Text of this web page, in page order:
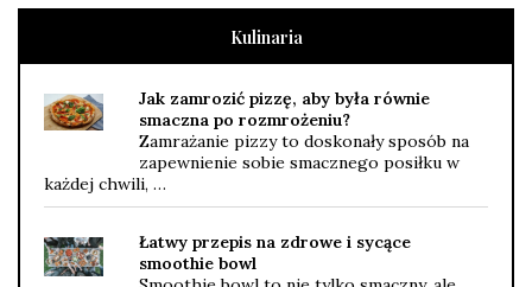
Kulinaria
Jak zamrozić pizzę, aby była równie
smaczna po rozmrożeniu?
Zamrażanie pizzy to doskonały sposób na
zapewnienie sobie smacznego posiłku w
każdej chwili, …
Łatwy przepis na zdrowe i sycące
smoothie bowl